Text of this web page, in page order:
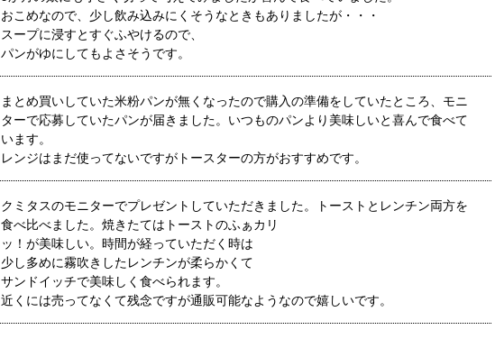
おこめなので、少し飲み込みにくそうなときもありましたが・・・
スープに浸すとすぐふやけるので、
パンがゆにしてもよさそうです。
まとめ買いしていた米粉パンが無くなったので購入の準備をしていたところ、モニ
ターで応募していたパンが届きました。いつものパンより美味しいと喜んで食べて
います。
レンジはまだ使ってないですがトースターの方がおすすめです。
クミタスのモニターでプレゼントしていただきました。トーストとレンチン両方を
食べ比べました。焼きたてはトーストのふぁカリ
ッ！が美味しい。時間が経っていただく時は
少し多めに霧吹きしたレンチンが柔らかくて
サンドイッチで美味しく食べられます。
近くには売ってなくて残念ですが通販可能なようなので嬉しいです。